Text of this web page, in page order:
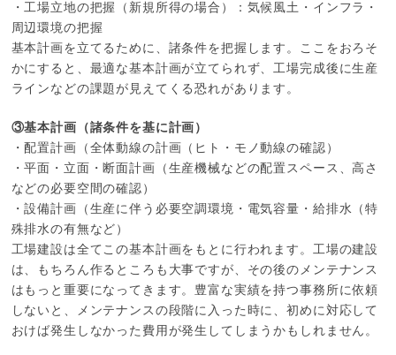
・工場立地の把握（新規所得の場合）：気候風土・インフラ・
周辺環境の把握
基本計画を立てるために、諸条件を把握します。ここをおろそ
かにすると、最適な基本計画が立てられず、工場完成後に生産
ラインなどの課題が見えてくる恐れがあります。
③基本計画（諸条件を基に計画）
・配置計画（全体動線の計画（ヒト・モノ動線の確認）
・平面・立面・断面計画（生産機械などの配置スペース、高さ
などの必要空間の確認）
・設備計画（生産に伴う必要空調環境・電気容量・給排水（特
殊排水の有無など）
工場建設は全てこの基本計画をもとに行われます。工場の建設
は、もちろん作るところも大事ですが、その後のメンテナンス
はもっと重要になってきます。豊富な実績を持つ事務所に依頼
しないと、メンテナンスの段階に入った時に、初めに対応して
おけば発生しなかった費用が発生してしまうかもしれません。